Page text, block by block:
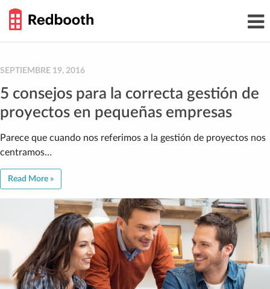
content
GUIDE
SEPTIEMBRE 19, 2016
5 consejos para la correcta gestión de
proyectos en pequeñas empresas
Parece que cuando nos referimos a la gestión de proyectos nos
centramos…
Read More »